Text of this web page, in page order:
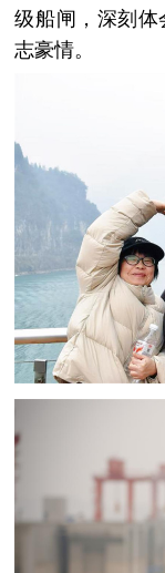
级船闸，深刻体
志豪情。